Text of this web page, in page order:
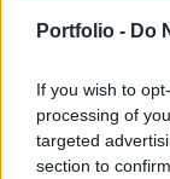
Portfolio - Do
If you wish to
processing of
targeted
section to
a mostani
395-ig, de
lehet az euró
ma közzétett
adataiból.